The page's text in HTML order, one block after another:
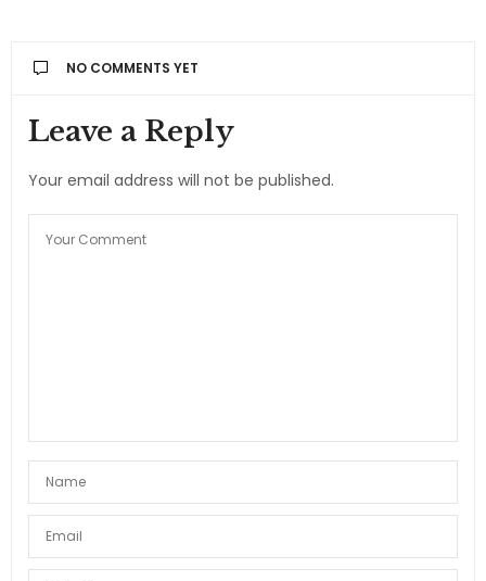
NO COMMENTS YET
Leave a Reply
Your email address will not be published.